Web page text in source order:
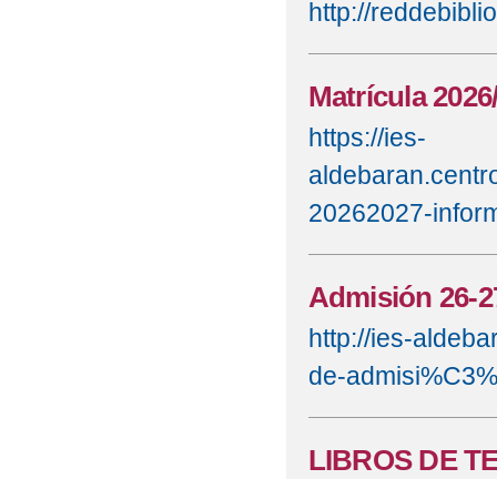
http://
Matrícula
https://ies-
20262027-
Admisión 26-
http://ies-
de-
LIBROS DE